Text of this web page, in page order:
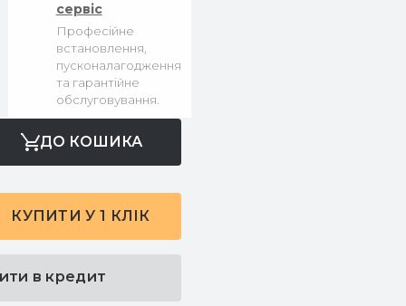
сервіс
Професійне
встановлення,
пусконалагодження
та гарантійне
обслуговування.
ДО КОШИКА
КУПИТИ У 1 КЛІК
в кредит